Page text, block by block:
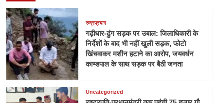
रुद्रप्रयाग
गढ़ीधार-ढुंग सड़क पर उबाल: जिलाधिकारी के
निर्देशों के बाद भी नहीं खुली सड़क, फोटो
खिंचवाकर मशीन हटाने का आरोप, जयवर्धन
काण्डपाल के साथ सड़क पर बैठी जनता
Uncategorized